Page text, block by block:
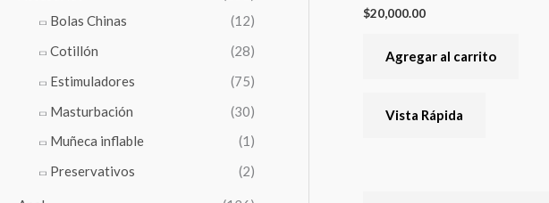
c
h
Bolas Chinas
(12)
Cotillón
(28)
Estimuladores
(75)
Masturbación
(30)
Muñeca inflable
(1)
Preservativos
(2)
$20,000.00
Agregar al carrito
Vista Rápida